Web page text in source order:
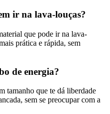
ir na lava-louças?
que pode ir na lava-
prática e rápida, sem
de energia?
tamanho que te dá liberdade
sem se preocupar com a